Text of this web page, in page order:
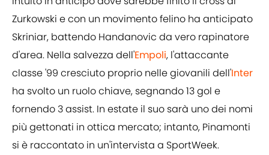
Zurkowski e con un movimento felino ha anticipato
Skriniar, battendo Handanovic da vero rapinatore
d'area. Nella salvezza dell'Empoli, l'attaccante
classe '99 cresciuto proprio nelle giovanili dell'Inter
ha svolto un ruolo chiave, segnando 13 gol e
fornendo 3 assist. In estate il suo sarà uno dei nomi
più gettonati in ottica mercato; intanto, Pinamonti
si è raccontato in un'intervista a SportWeek.